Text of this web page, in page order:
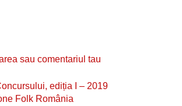
sau comentariul tau
ediția I – 2019
Folk România